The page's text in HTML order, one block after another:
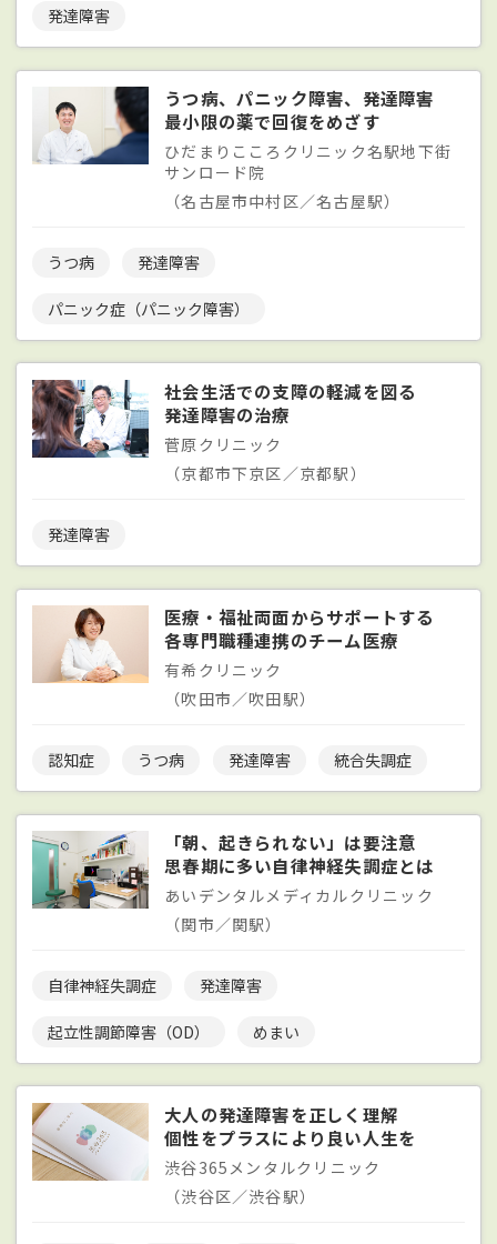
発達障害
うつ病、パニック障害、発達障害
最小限の薬で回復をめざす
ひだまりこころクリニック名駅地下街
サンロード院
（名古屋市中村区／名古屋駅）
うつ病 発達障害
パニック症（パニック障害）
社会生活での支障の軽減を図る
発達障害の治療
菅原クリニック
（京都市下京区／京都駅）
発達障害
医療・福祉両面からサポートする
各専門職種連携のチーム医療
有希クリニック
（吹田市／吹田駅）
認知症 うつ病 発達障害 統合失調症
「朝、起きられない」は要注意
思春期に多い自律神経失調症とは
あいデンタルメディカルクリニック
（関市／関駅）
自律神経失調症 発達障害
起立性調節障害（OD） めまい
大人の発達障害を正しく理解
個性をプラスにより良い人生を
渋谷365メンタルクリニック
（渋谷区／渋谷駅）